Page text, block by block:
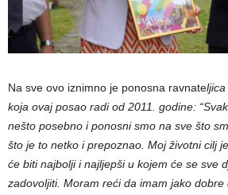
Na sve ovo iznimno je ponosna ravnate
koja ovaj posao radi od 2011. godine:
nešto posebno i ponosni smo na sve što
što je to netko i prepoznao. Moj životni cilj
će biti najbolji i najljepši u kojem će se sve
zadovoljiti. Moram reći da imam jako dobre